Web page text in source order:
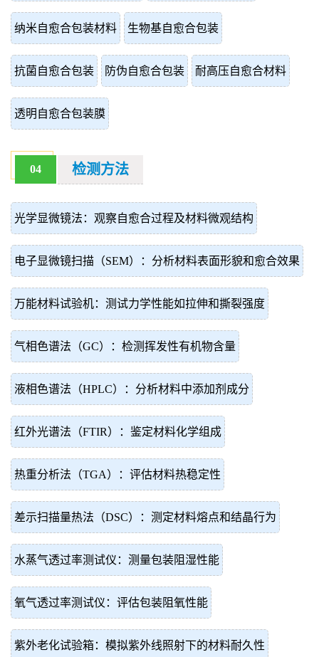
纳米自愈合包装材料 生物基自愈合包装
抗菌自愈合包装 防伪自愈合包装 耐高压自愈合材料
透明自愈合包装膜
04 检测方法
光学显微镜法：观察自愈合过程及材料微观结构
电子显微镜扫描（SEM）：分析材料表面形貌和愈合效果
万能材料试验机：测试力学性能如拉伸和撕裂强度
气相色谱法（GC）：检测挥发性有机物含量
液相色谱法（HPLC）：分析材料中添加剂成分
红外光谱法（FTIR）：鉴定材料化学组成
热重分析法（TGA）：评估材料热稳定性
差示扫描量热法（DSC）：测定材料熔点和结晶行为
水蒸气透过率测试仪：测量包装阻湿性能
氧气透过率测试仪：评估包装阻氧性能
紫外老化试验箱：模拟紫外线照射下的材料耐久性